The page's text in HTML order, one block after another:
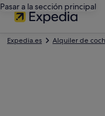
Pasar a la sección principal
Expedia.es Alquiler de